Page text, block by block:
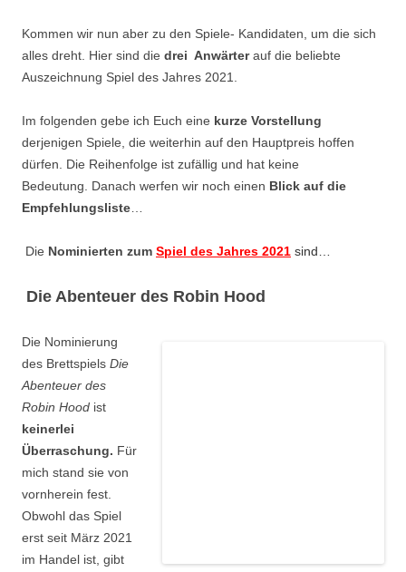
Kommen wir nun aber zu den Spiele- Kandidaten, um die sich
alles dreht. Hier sind die drei Anwärterauf die beliebte
Auszeichnung Spiel des Jahres 2021.
Im folgenden gebe ich Euch eine kurze Vorstellung
derjenigen Spiele, die weiterhin auf den Hauptpreis hoffen
dürfen. Die Reihenfolge ist zufällig und hat keine
Bedeutung. Danach werfen wir noch einen Blick auf die
Empfehlungsliste…
Die Nominierten zum Spiel des Jahres 2021 sind…
Die Abenteuer des Robin Hood
Die Nominierung
des Brettspiels Die
Abenteuer des
Robin Hood ist
keinerlei
Überraschung. Für
mich stand sie von
vornherein fest.
Obwohl das Spiel
erst seit März 2021
im Handel ist, gibt